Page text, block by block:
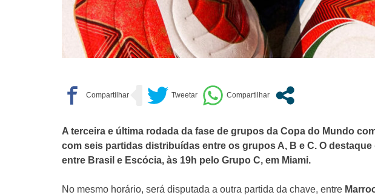
A terceira e última rodada da fase de grupos da Copa do Mundo
com seis partidas distribuídas entre os grupos A, B e C. O
entre Brasil e Escócia, às 19h pelo Grupo C, em Miami.
No mesmo horário, será disputada a outra partida da chave, entre